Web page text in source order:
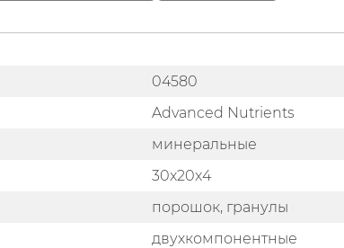
04580
Advanced Nutrients
минеральные
30x20x4
порошок, гранулы
двухкомпонентные